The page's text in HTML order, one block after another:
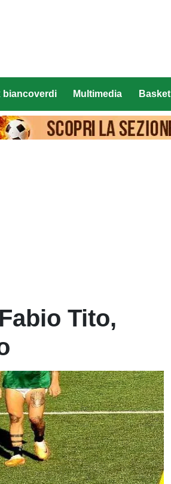
biancoverdi Multimedia Basket
Tito,